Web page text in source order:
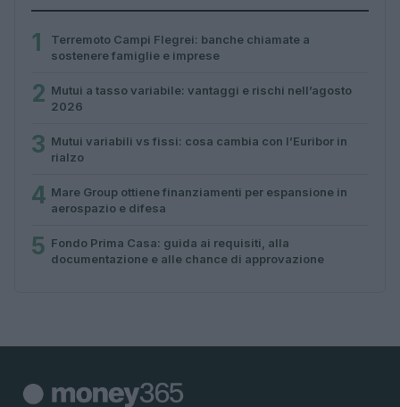
1
Terremoto Campi Flegrei: banche chiamate a
sostenere famiglie e imprese
2 Mutui a tasso variabile: vantaggi e rischi nell’agosto
2026
3 Mutui variabili vs fissi: cosa cambia con l’Euribor in
rialzo
4 Mare Group ottiene finanziamenti per espansione in
aerospazio e difesa
5 Fondo Prima Casa: guida ai requisiti, alla
documentazione e alle chance di approvazione